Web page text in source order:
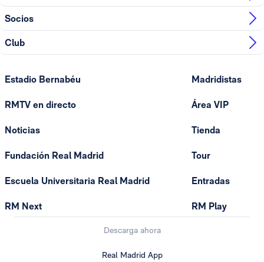
Socios
Club
Estadio Bernabéu
RMTV en directo
Noticias
Fundación Real Madrid
Escuela Universitaria Real Madrid
RM Next
Madridistas
Área VIP
Tienda
Tour
Entradas
RM Play
Descarga ahora
Real Madrid App